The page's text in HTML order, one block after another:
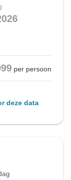
per persoon
deze data